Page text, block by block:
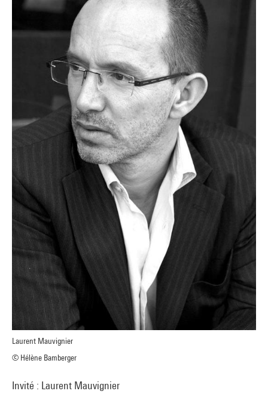
Laurent Mauvignier
© Hélène Bamberger
Invité : Laurent Mauvignier